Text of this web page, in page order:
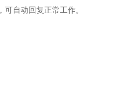
自动回复正常工作。